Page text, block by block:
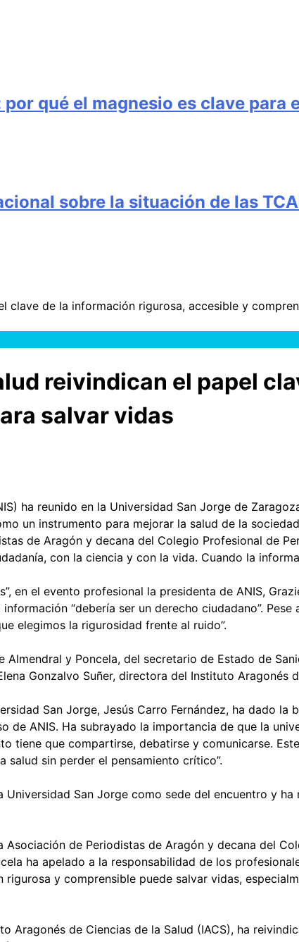
qué el magnesio es clave
sobre la situación de las
clave de la información rigurosa, accesible y
reivindican el papel
salvar vidas
ha reunido en la Universidad San Jorge de
un instrumento para mejorar la salud de la
de Aragón y decana del Colegio Profesional de
con la ciencia y con la vida. Cuando la
en el evento profesional la presidenta de ANIS,
“debería ser un derecho ciudadano”.
elegimos la rigurosidad frente al ruido”.
Almendral y Poncela, del secretario de Estado de
Gonzalvo Suñer, directora del Instituto Aragonés
San Jorge, Jesús Carro Fernández, ha dado
de ANIS. Ha subrayado la importancia de que la
tiene que compartirse, debatirse y comunicarse.
sin perder el pensamiento crítico”.
San Jorge como sede del encuentro y
de Periodistas de Aragón y decana del
ha apelado a la responsabilidad de los
y comprensible puede salvar vidas,
Aragonés de Ciencias de la Salud (IACS), ha